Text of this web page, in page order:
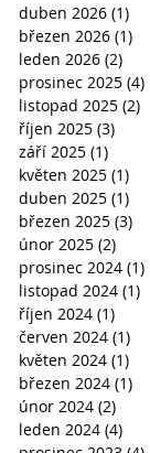
duben 2026 (1)
březen 2026 (1)
leden 2026 (2)
prosinec 2025 (4)
listopad 2025 (2)
říjen 2025 (3)
září 2025 (1)
květen 2025 (1)
duben 2025 (1)
březen 2025 (3)
únor 2025 (2)
prosinec 2024 (1)
listopad 2024 (1)
říjen 2024 (1)
červen 2024 (1)
květen 2024 (1)
březen 2024 (1)
únor 2024 (2)
leden 2024 (4)